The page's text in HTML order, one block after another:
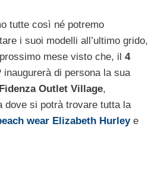
tutte così né potremo
i suoi modelli all’ultimo grido,
mese visto che, il 4
inaugurerà di persona la sua
Outlet Village,
dove si potrà trovare tutta la
wear Elizabeth Hurleye